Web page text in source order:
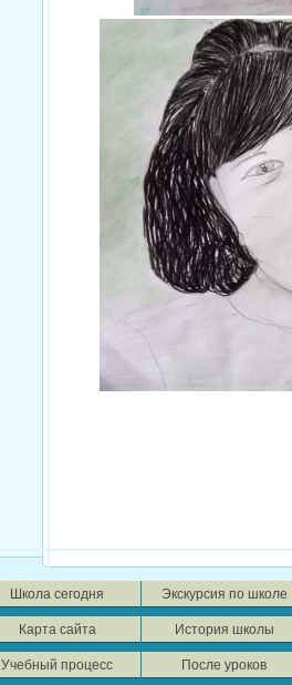
Школа сегодня Экскурсия по школе
Карта сайта История школы
Учебный процесс После уроков